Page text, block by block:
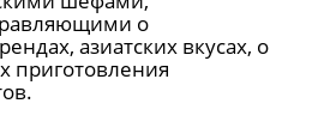
о
азиатских вкусах, о
приготовления